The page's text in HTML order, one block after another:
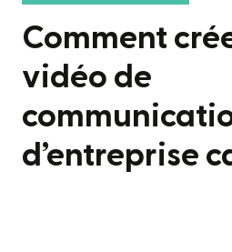
Comment
vidéo de
d’entreprise